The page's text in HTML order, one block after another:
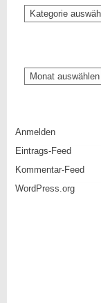
Was
es
Archiv
Anmelden
Eintrags-Feed
Kommentar-Feed
WordPress.org